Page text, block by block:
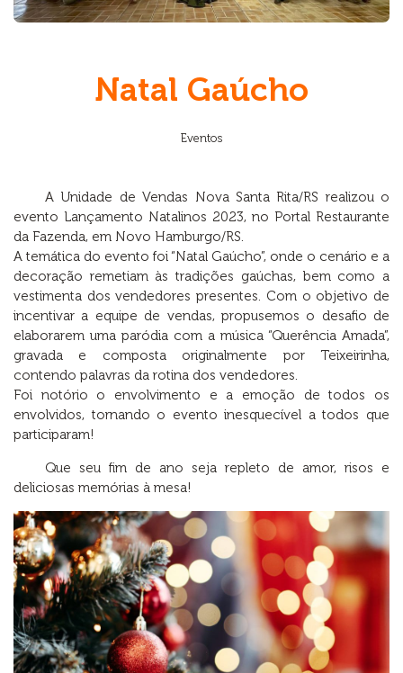
Natal Gaúcho
Eventos
A Unidade de Vendas Nova Santa Rita/RS realizou o
evento Lançamento Natalinos 2023, no Portal Restaurante
da Fazenda, em Novo Hamburgo/RS.
A temática do evento foi “Natal Gaúcho”, onde o cenário e a
decoração remetiam às tradições gaúchas, bem como a
vestimenta dos vendedores presentes. Com o objetivo de
incentivar a equipe de vendas, propusemos o desafio de
elaborarem uma paródia com a música “Querência Amada”,
gravada e composta originalmente por Teixeirinha,
contendo palavras da rotina dos vendedores.
Foi notório o envolvimento e a emoção de todos os
envolvidos, tornando o evento inesquecível a todos que
participaram!
Que seu fim de ano seja repleto de amor, risos e
deliciosas memórias à mesa!